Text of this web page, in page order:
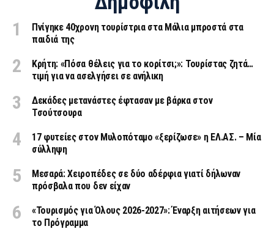
Πνίγηκε 40χρονη τουρίστρια στα Μάλια μπροστά στα
παιδιά της
Κρήτη: «Πόσα θέλεις για το κορίτσι;»: Τουρίστας ζητά…
τιμή για να ασελγήσει σε ανήλικη
Δεκάδες μετανάστες έφτασαν με βάρκα στον
Τσούτσουρα
17 φυτείες στον Μυλοπόταμο «ξερίζωσε» η ΕΛ.ΑΣ. – Μία
σύλληψη
Μεσαρά: Χειροπέδες σε δύο αδέρφια γιατί δήλωναν
πρόσβαλα που δεν είχαν
«Τουρισμός για Όλους 2026-2027»: Έναρξη αιτήσεων για
το Πρόγραμμα